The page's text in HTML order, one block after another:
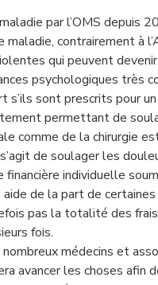
par l’OMS
maladie, contrairement à
qui peuvent
psychologiques très
s’ils sont prescrits pour
permettant de
comme de la chirurgie
de soulager les
financière individuelle
aide de la part de
pas la totalité des
fois.
nombreux médecins et
avancer les choses afin